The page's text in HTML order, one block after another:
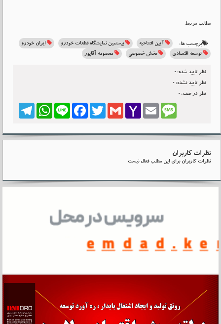
مطالب مرتبط
برچسب ها: آیین افتتاحیه بیستمین نمایشگاه قطعات خودرو
ایران خودرو
توسعه اقتصادی
بخش خصوصی معصومه آقاپور
نظر تایید شده:0
نظر تایید نشده:0
نظر در صف:0
TelegramWhatsApp LineFacebook Twitter Gmail
Yahoo
Email Message
نظرات کاربران
نظرات کاربران برای این مطلب فعال نیست